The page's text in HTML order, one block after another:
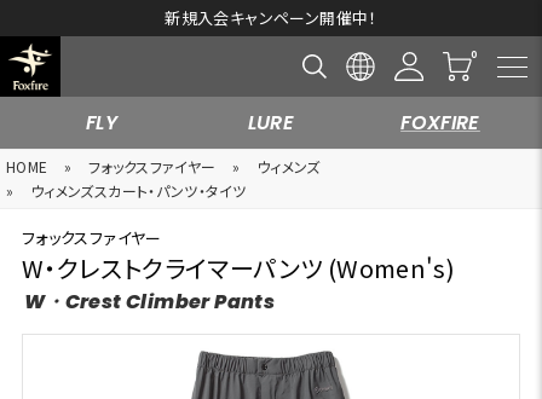
新規入会キャンペーン開催中！
FLY LURE FOXFIRE
HOME » フォックスファイヤー »
ウィメンズ
»
ウィメンズスカート・パンツ・タイツ
フォックスファイヤー
W・クレストクライマーパンツ (Women's)
W・Crest Climber Pants